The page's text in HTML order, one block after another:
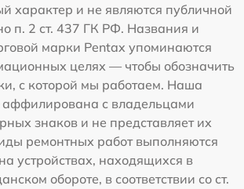
характер и не являются публичной
п. 2 ст. 437 ГК РФ. Названия и
марки Pentax упоминаются
целях — чтобы обозначить
с которой мы работаем. Наша
аффилирована с владельцами
знаков и не представляет их
ремонтных работ выполняются
устройствах, находящихся в
обороте, в соответствии со ст.